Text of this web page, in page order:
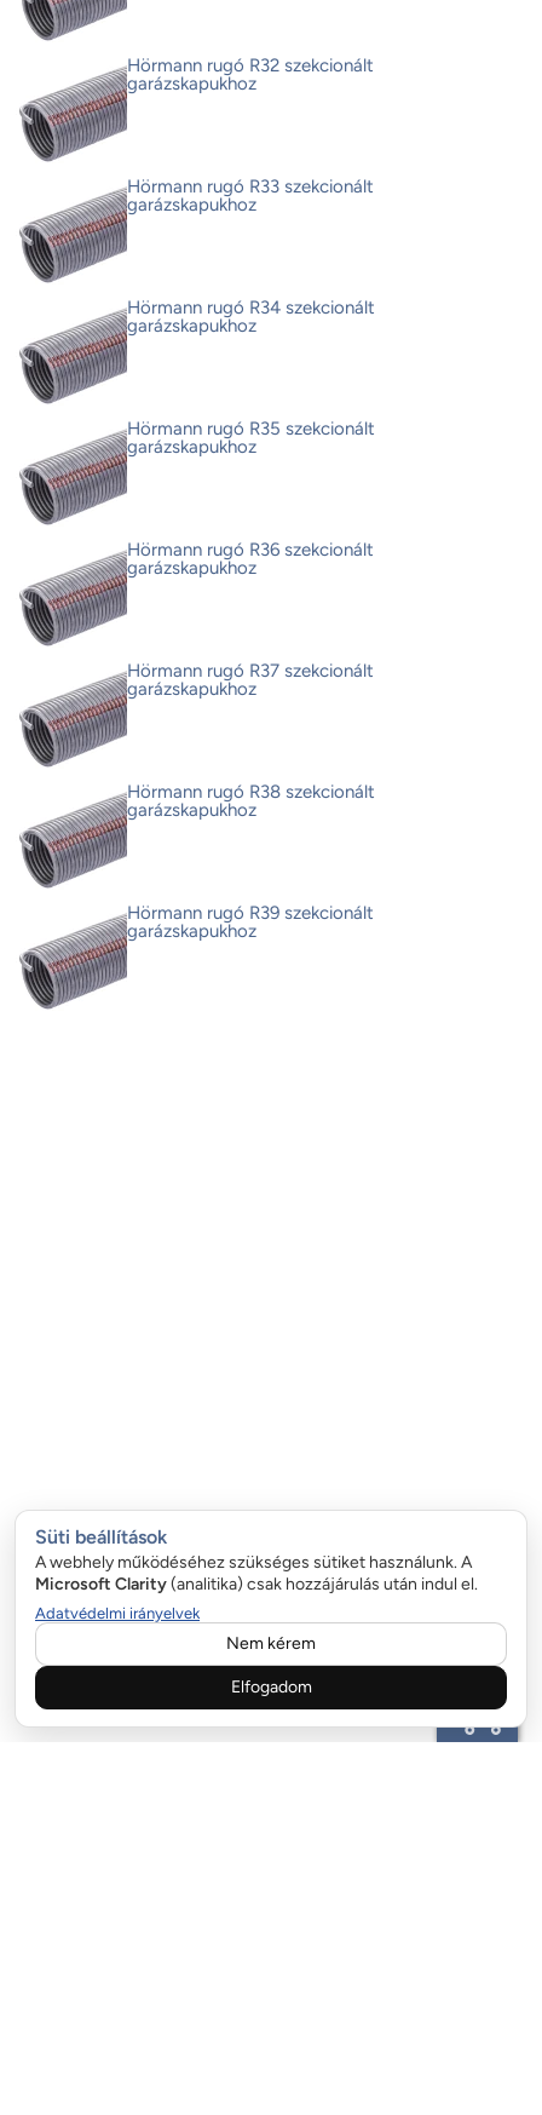
Hörmann rugó R32 szekcionált
garázskapukhoz
Hörmann rugó R33 szekcionált
garázskapukhoz
Hörmann rugó R34 szekcionált
garázskapukhoz
Hörmann rugó R35 szekcionált
garázskapukhoz
Hörmann rugó R36 szekcionált
garázskapukhoz
Hörmann rugó R37 szekcionált
garázskapukhoz
Hörmann rugó R38 szekcionált
garázskapukhoz
Hörmann rugó R39 szekcionált
garázskapukhoz
Süti beállítások
A webhely működéséhez szükséges sütiket használunk. A
Microsoft Clarity(analitika) csak hozzájárulás után indul el.
Adatvédelmi irányelvek
Nem kérem
Elfogadom